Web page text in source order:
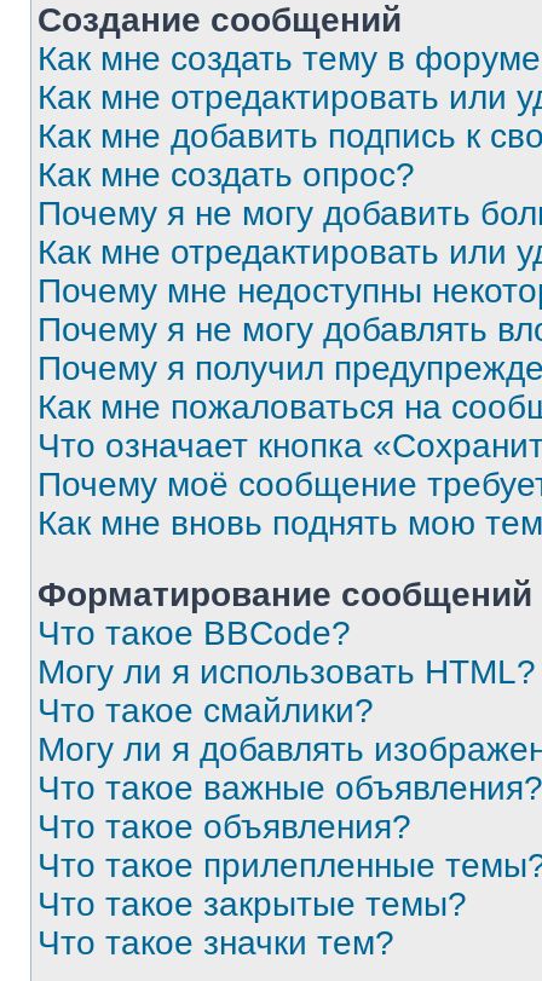
Создание сообщений
Как мне создать тему в
Как мне отредактировать или
Как мне добавить подпись к
Как мне создать опрос?
Почему я не могу добавить
Как мне отредактировать или
Почему мне недоступны
Почему я не могу добавлять
Почему я получил
Как мне пожаловаться на
Что означает кнопка
Почему моё сообщение
Как мне вновь поднять мою
Форматирование
Что такое BBCode?
Могу ли я использовать HTML?
Что такое смайлики?
Могу ли я добавлять
Что такое важные объявления?
Что такое объявления?
Что такое прилепленные
Что такое закрытые темы?
Что такое значки тем?